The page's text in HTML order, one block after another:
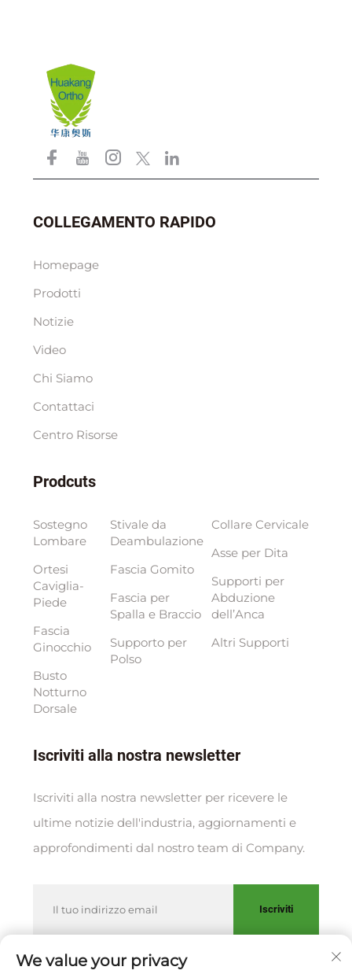
COLLEGAMENTO RAPIDO
Homepage
Prodotti
Notizie
Video
Chi Siamo
Contattaci
Centro Risorse
Prodcuts
Sostegno
Lombare
Ortesi
Caviglia-
Piede
Fascia
Ginocchio
Busto
Notturno
Dorsale
Stivale da
Deambulazione
Fascia Gomito
Fascia per
Spalla e Braccio
Supporto per
Polso
Collare Cervicale
Asse per Dita
Supporti per
Abduzione
dell’Anca
Altri Supporti
Iscriviti alla nostra newsletter
Iscriviti alla nostra newsletter per ricevere le
ultime notizie dell'industria, aggiornamenti e
approfondimenti dal nostro team di Company.
Iscriviti
We value your privacy